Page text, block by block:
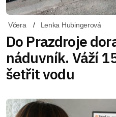
Včera Lenka Hubingerová
Do Prazdroje
náduvník. Váží
šetřit vodu